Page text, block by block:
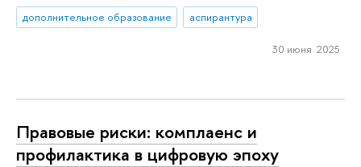
дополнительное образование
аспирантура
30 июня 2025
Правовые риски: комплаенс и
профилактика в цифровую эпоху